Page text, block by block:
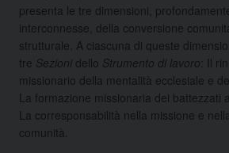
presenta le tre dimensioni,
interconnesse, della conversione
strutturale. A ciascuna di queste
tre Sezioni dello Strumento di lavoro : Il
missionario della mentalità ecclesiale e
La formazione missionaria dei battezzati
La corresponsabilità nella missione e
comunità.